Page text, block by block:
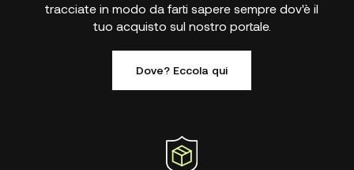
tracciate in modo da farti sapere sempre dov'è il
tuo acquisto sul nostro portale.
Dove? Eccola qui